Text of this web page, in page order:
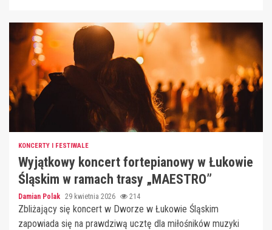
KONCERTY I FESTIWALE
Wyjątkowy koncert fortepianowy w Łukowie
Śląskim w ramach trasy „MAESTRO”
Damian Polak 29 kwietnia 2026 214
Zbliżający się koncert w Dworze w Łukowie Śląskim
zapowiada się na prawdziwą ucztę dla miłośników muzyki